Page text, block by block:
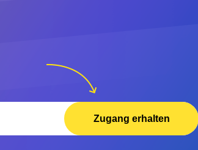
Zugang erhalten